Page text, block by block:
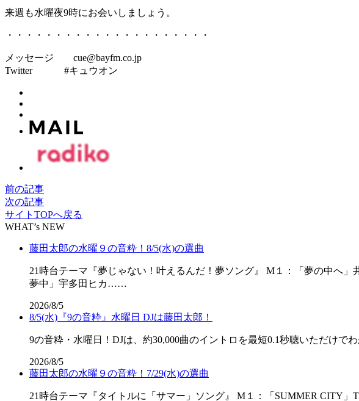
来週も水曜夜9時にお会いしましょう。
・・・・・・・・・・・・・・・・・・・・・
メッセージ cue@bayfm.co.jp
Twitter #キュウオン
前の記事
次の記事
サイトTOPへ戻る
WHAT’s NEW
藤田太郎の水曜９の音粋！8/5(水)の選曲
21時台テーマ『夢じゃない！叶えるんだ！夢ソング』 M１：「夢の中へ
夢中」宇多田ヒカ……
2026/8/5
8/5(水)『9の音粋』水曜日 DJは藤田太郎！
9の音粋・水曜日！DJは、約30,000曲のイントロを最短0.1秒聴いただけ
2026/8/5
藤田太郎の水曜９の音粋！7/29(水)の選曲
21時台テーマ『タイトルに「サマー」ソング』 M１：「SUMMER CITY